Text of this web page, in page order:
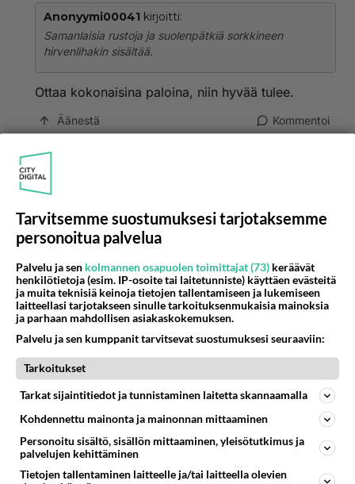
Anonyymi00041 kirjoitti:
Samanlaisia rustoja ja suolenpätkiä sorkkineen
hirvenlihakin sisältää.
Ottaa kokonaisina paloina, niin hyvää tulee.
Äänestä Kommentoi
Anonyymi00041 kirjoitti:
Samanlaisia rustoja ja suolenpätkiä sorkkineen
hirvenlihakin sisältää.
Ei sisällä muuta kuin lihaa. Ainakaan omalle
pellolle ammuttu omassa riihen katoksessa
paloiteltu ruhon osa ei sisällä.
Anonyymi00137
Anonyymi00034kirjoitti:
Hirveen makuista.
Tarvitsemme suostumuksesi tarjotaksemme
personoitua palvelua
Palvelu ja sen kolmannen osapuolen toimittajat (73) keräävät
henkilötietoja (esim. IP-osoite tai laitetunniste) käyttäen evästeitä
ja muita teknisiä keinoja tietojen tallentamiseen ja lukemiseen
laitteellasi tarjotakseen sinulle tarkoituksenmukaisia mainoksia
ja parhaan mahdollisen asiakaskokemuksen.
Palvelu ja sen kumppanit tarvitsevat suostumuksesi seuraaviin:
Tarkoitukset
Tarkat sijaintitiedot ja tunnistaminen laitetta skannaamalla
Kohdennettu mainonta ja mainonnan mittaaminen
Personoitu sisältö, sisällön mittaaminen, yleisötutkimus ja
palvelujen kehittäminen
Tietojen tallentaminen laitteelle ja/tai laitteella olevien